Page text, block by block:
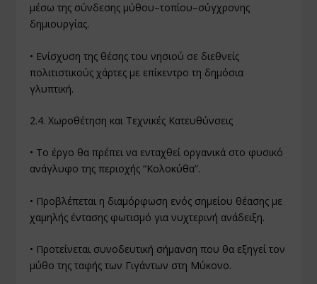
μέσω της σύνδεσης μύθου–τοπίου–σύγχρονης
δημιουργίας.
• Ενίσχυση της θέσης του νησιού σε διεθνείς
πολιτιστικούς χάρτες με επίκεντρο τη δημόσια
γλυπτική.
2.4. Χωροθέτηση και Τεχνικές Κατευθύνσεις
• Το έργο θα πρέπει να ενταχθεί οργανικά στο φυσικό
ανάγλυφο της περιοχής “Κολοκύθα”.
• Προβλέπεται η διαμόρφωση ενός σημείου θέασης με
χαμηλής έντασης φωτισμό για νυχτερινή ανάδειξη.
• Προτείνεται συνοδευτική σήμανση που θα εξηγεί τον
μύθο της ταφής των Γιγάντων στη Μύκονο.